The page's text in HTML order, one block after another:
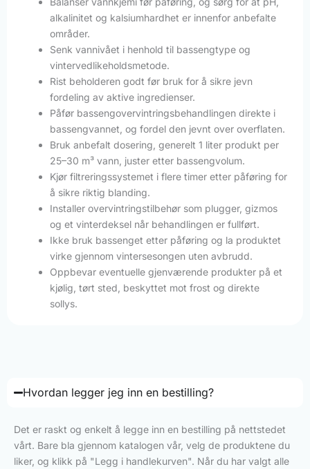
alkalinitet og kalsiumhardhet er innenfor anbefalte
områder.
Senk vannivået i henhold til bassengtype og
vintervedlikeholdsmetode.
Rist beholderen godt før bruk for å sikre jevn
fordeling av aktive ingredienser.
Påfør bassengovervintringsbehandlingen direkte i
bassengvannet, og fordel den jevnt over overflaten.
Bruk anbefalt dosering, generelt 1 liter produkt per
25–30 m³ vann, juster etter bassengvolum.
Kjør filtreringssystemet i flere timer etter påføring for
å sikre riktig blanding.
Installer overvintringstilbehør som plugger, gizmos
og et vinterdeksel når behandlingen er fullført.
Ikke bruk bassenget etter påføring og la produktet
virke gjennom vintersesongen uten avbrudd.
Oppbevar eventuelle gjenværende produkter på et
kjølig, tørt sted, beskyttet mot frost og direkte
sollys.
Hvordan legger jeg inn en bestilling?
Det er raskt og enkelt å legge inn en bestilling på nettstedet
vårt. Bare bla gjennom katalogen vår, velg de produktene du
liker, og klikk på "Legg i handlekurven". Når du har valgt alle